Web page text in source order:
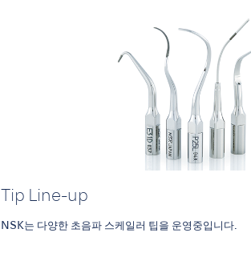
Tip Line-up
NSK는 다양한 초음파 스케일러 팁을 운영중입니다.